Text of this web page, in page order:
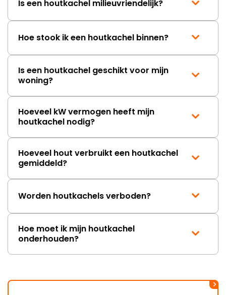
Is een houtkachel milieuvriendelijk?
Hoe stook ik een houtkachel binnen?
Is een houtkachel geschikt voor mijn
woning?
Hoeveel kW vermogen heeft mijn
houtkachel nodig?
Hoeveel hout verbruikt een houtkachel
gemiddeld?
Worden houtkachels verboden?
Hoe moet ik mijn houtkachel
onderhouden?